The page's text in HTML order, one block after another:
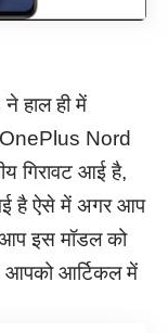
हाल ही में
Nord
गिरावट आई है,
है ऐसे में अगर आप
आप इस मॉडल को
आपको आर्टिकल में